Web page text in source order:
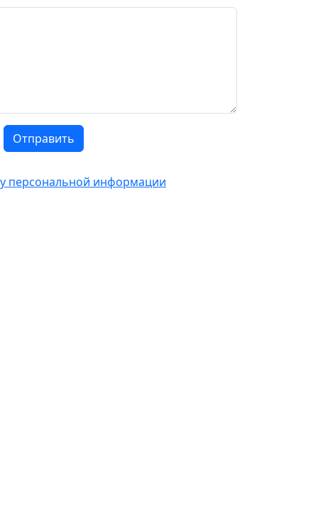
Отправить
персональной информации